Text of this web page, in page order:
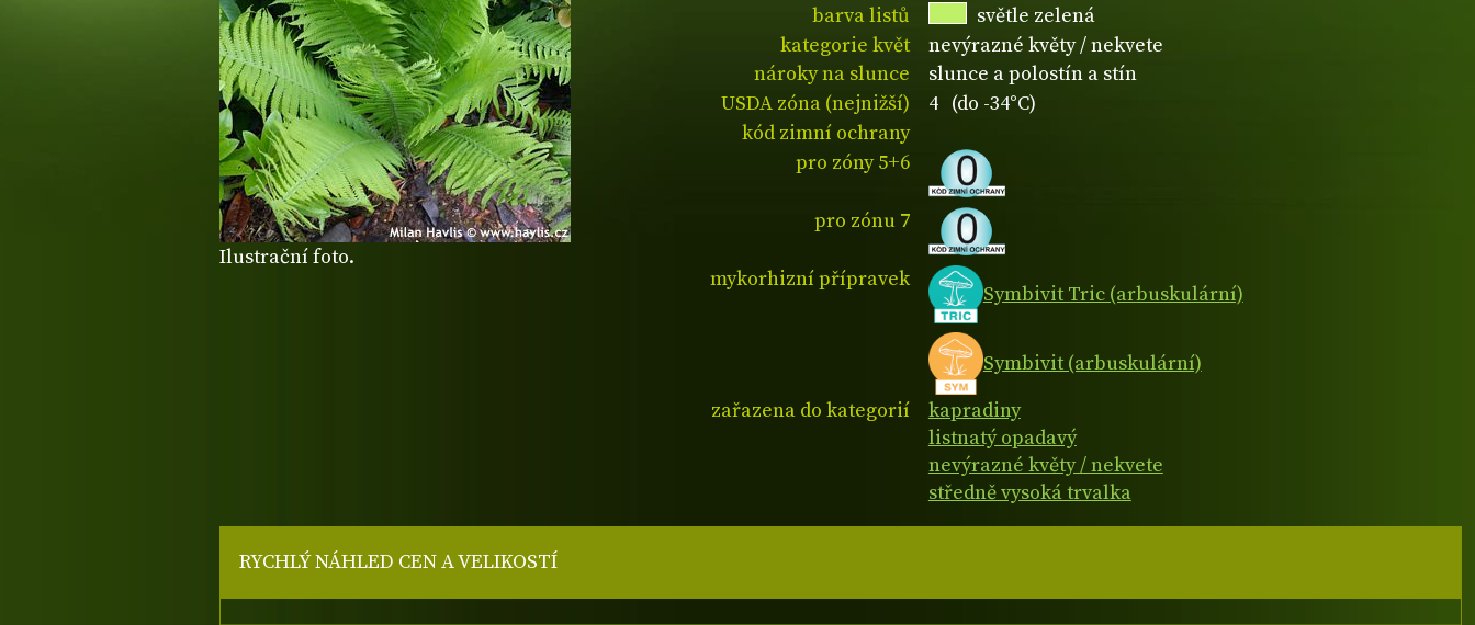
Ilustrační foto.
barva listů
světle zelená
kategorie květ
nevýrazné květy / nekvete
nároky na slunce
slunce a polostín a stín
USDA zóna (nejnižší)
4 (do -34°C)
kód zimní ochrany
pro zóny 5+6
pro zónu 7
mykorhizní přípravek
Symbivit Tric (arbuskulární)
Symbivit (arbuskulární)
zařazena do kategorií
kapradiny
listnatý opadavý
nevýrazné květy / nekvete
středně vysoká trvalka
RYCHLÝ NÁHLED CEN A VELIKOSTÍ